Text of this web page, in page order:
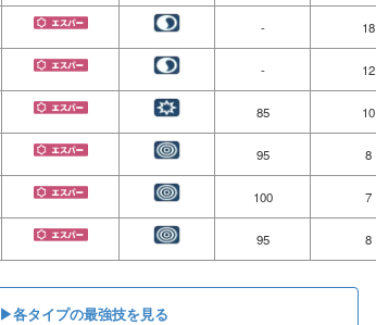
- 18
- 12
85 10
95 8
100 7
95 8
▶︎各タイプの最強技を見る